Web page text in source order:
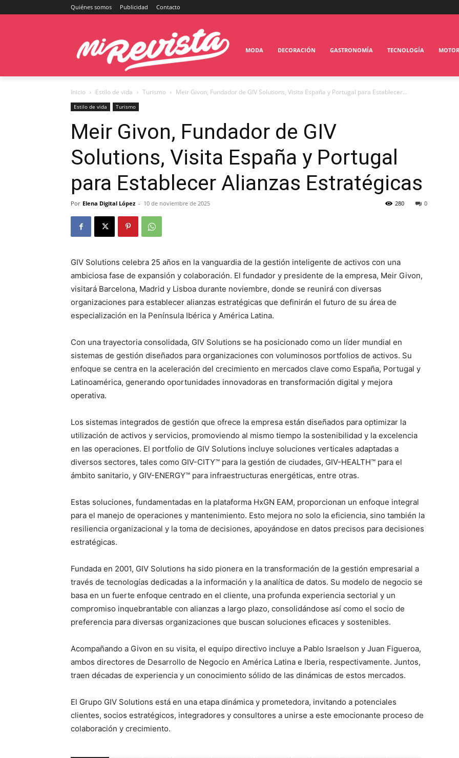
Quiénes somos Publicidad Contacto
MODA DECORACIÓN GASTRONOMÍA TECNOLOGÍA MOTOR
Inicio Estilo de vida Turismo Meir Givon, Fundador de GIV Solutions, Visita España y Portugal para Establecer...
Estilo de vida Turismo
Meir Givon, Fundador de GIV
Solutions, Visita España y Portugal
para Establecer Alianzas Estratégicas
Por Elena Digital López - 10 de noviembre de 2025 0
280
GIV Solutions celebra 25 años en la vanguardia de la gestión inteligente de activos con una
ambiciosa fase de expansión y colaboración. El fundador y presidente de la empresa, Meir Givon,
visitará Barcelona, Madrid y Lisboa durante noviembre, donde se reunirá con diversas
organizaciones para establecer alianzas estratégicas que definirán el futuro de su área de
especialización en la Península Ibérica y América Latina.
Con una trayectoria consolidada, GIV Solutions se ha posicionado como un líder mundial en
sistemas de gestión diseñados para organizaciones con voluminosos portfolios de activos. Su
enfoque se centra en la aceleración del crecimiento en mercados clave como España, Portugal y
Latinoamérica, generando oportunidades innovadoras en transformación digital y mejora
operativa.
Los sistemas integrados de gestión que ofrece la empresa están diseñados para optimizar la
utilización de activos y servicios, promoviendo al mismo tiempo la sostenibilidad y la excelencia
en las operaciones. El portfolio de GIV Solutions incluye soluciones verticales adaptadas a
diversos sectores, tales como GIV-CITY™ para la gestión de ciudades, GIV-HEALTH™ para el
ámbito sanitario, y GIV-ENERGY™ para infraestructuras energéticas, entre otras.
Estas soluciones, fundamentadas en la plataforma HxGN EAM, proporcionan un enfoque integral
para el manejo de operaciones y mantenimiento. Esto mejora no solo la eficiencia, sino también la
resiliencia organizacional y la toma de decisiones, apoyándose en datos precisos para decisiones
estratégicas.
Fundada en 2001, GIV Solutions ha sido pionera en la transformación de la gestión empresarial a
través de tecnologías dedicadas a la información y la analítica de datos. Su modelo de negocio se
basa en un fuerte enfoque centrado en el cliente, una profunda experiencia sectorial y un
compromiso inquebrantable con alianzas a largo plazo, consolidándose así como el socio de
preferencia para diversas organizaciones que buscan soluciones eficaces y sostenibles.
Acompañando a Givon en su visita, el equipo directivo incluye a Pablo Israelson y Juan Figueroa,
ambos directores de Desarrollo de Negocio en América Latina e Iberia, respectivamente. Juntos,
traen décadas de experiencia y un conocimiento sólido de las dinámicas de estos mercados.
El Grupo GIV Solutions está en una etapa dinámica y prometedora, invitando a potenciales
clientes, socios estratégicos, integradores y consultores a unirse a este emocionante proceso de
colaboración y crecimiento.